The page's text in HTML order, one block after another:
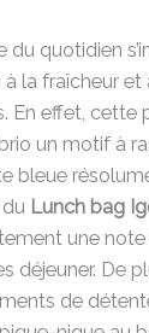
du quotidien
la fraîcheur et
En effet, cette
un motif à
bleue
Lunch bag
une
déjeuner. De
de